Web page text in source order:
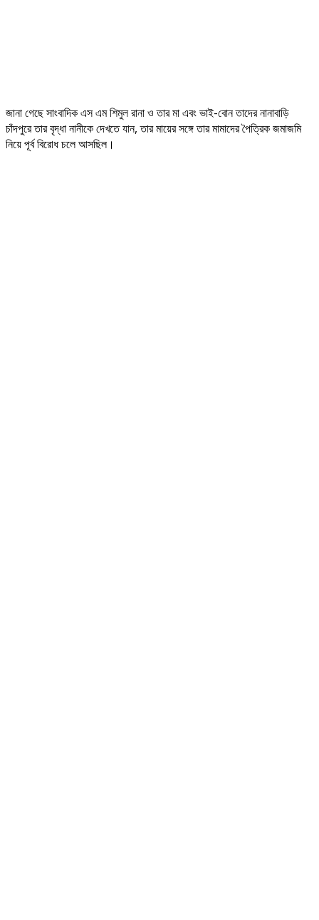
জানা গেছে সাংবাদিক এস এম শিমুল রানা ও তার মা এবং ভাই-বোন তাদের নানাবাড়ি
চাঁদপুরে তার বৃদ্ধা নানীকে দেখতে যান, তার মায়ের সঙ্গে তার মামাদের পৈত্রিক জমাজমি
নিয়ে পূর্ব বিরোধ চলে আসছিল।